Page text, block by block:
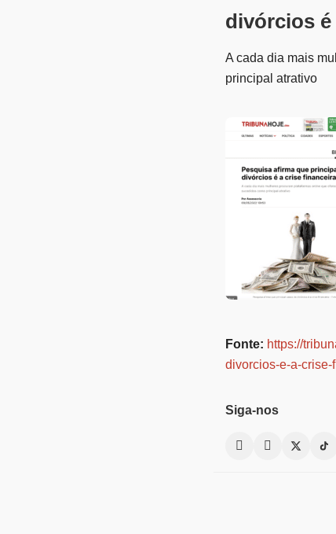
divórcios
A cada dia mais
principal atrativo
Fonte: https://
divorcios-e-a-crise-
Siga-nos